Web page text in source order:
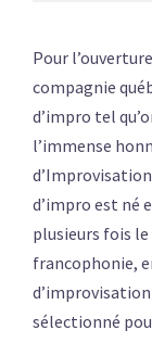
Pour
compagnie
d’impro tel
l’immense
d’impro est né
plusieurs fois
francophonie,
d’improvisation
sélectionné